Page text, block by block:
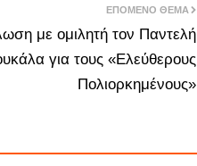
ΕΠΌΜΕΝΟ ΘΈΜΑ
με ομιλητή τον Παντελή
για τους «Ελεύθερους
Πολιορκημένους»